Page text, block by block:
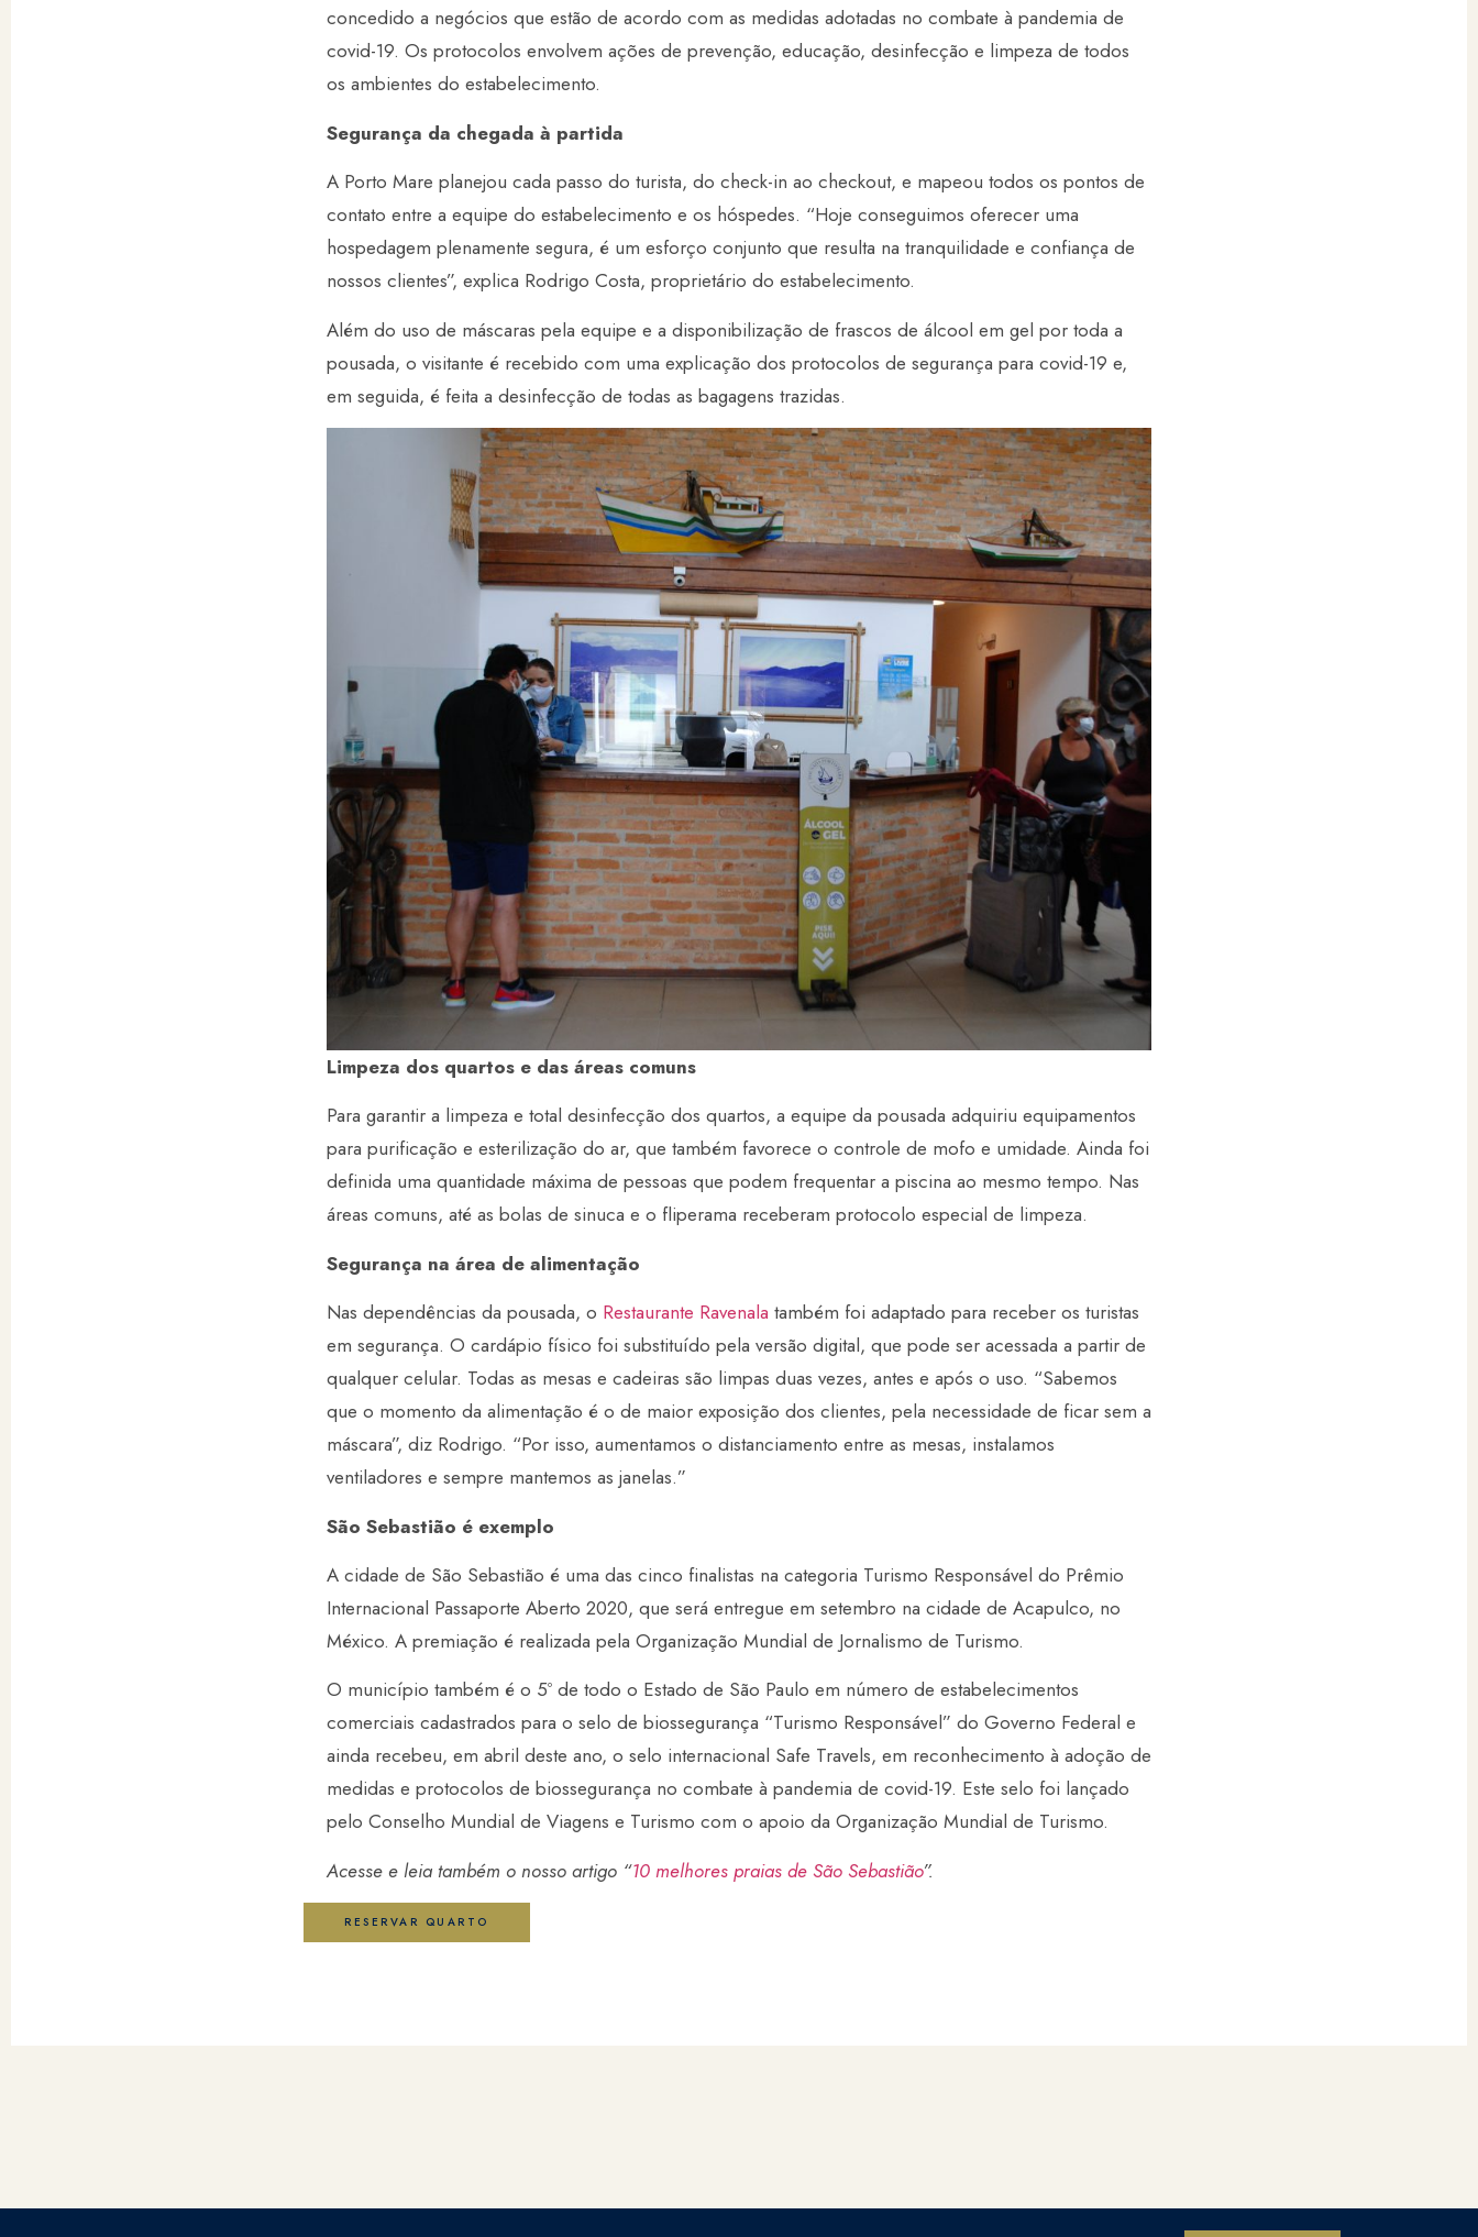
concedido a negócios que estão de acordo com as medidas adotadas no combate à pandemia de
covid-19. Os protocolos envolvem ações de prevenção, educação, desinfecção e limpeza de todos
os ambientes do estabelecimento.
Segurança da chegada à partida
A Porto Mare planejou cada passo do turista, do check-in ao checkout, e mapeou todos os pontos de
contato entre a equipe do estabelecimento e os hóspedes. “Hoje conseguimos oferecer uma
hospedagem plenamente segura, é um esforço conjunto que resulta na tranquilidade e confiança de
nossos clientes”, explica Rodrigo Costa, proprietário do estabelecimento.
Além do uso de máscaras pela equipe e a disponibilização de frascos de álcool em gel por toda a
pousada, o visitante é recebido com uma explicação dos protocolos de segurança para covid-19 e,
em seguida, é feita a desinfecção de todas as bagagens trazidas.
Limpeza dos quartos e das áreas comuns
Para garantir a limpeza e total desinfecção dos quartos, a equipe da pousada adquiriu equipamentos
para purificação e esterilização do ar, que também favorece o controle de mofo e umidade. Ainda foi
definida uma quantidade máxima de pessoas que podem frequentar a piscina ao mesmo tempo. Nas
áreas comuns, até as bolas de sinuca e o fliperama receberam protocolo especial de limpeza.
Segurança na área de alimentação
Nas dependências da pousada, o Restaurante Ravenala também foi adaptado para receber os turistas
em segurança. O cardápio físico foi substituído pela versão digital, que pode ser acessada a partir de
qualquer celular. Todas as mesas e cadeiras são limpas duas vezes, antes e após o uso. “Sabemos
que o momento da alimentação é o de maior exposição dos clientes, pela necessidade de ficar sem a
máscara”, diz Rodrigo. “Por isso, aumentamos o distanciamento entre as mesas, instalamos
ventiladores e sempre mantemos as janelas.”
São Sebastião é exemplo
A cidade de São Sebastião é uma das cinco finalistas na categoria Turismo Responsável do Prêmio
Internacional Passaporte Aberto 2020, que será entregue em setembro na cidade de Acapulco, no
México. A premiação é realizada pela Organização Mundial de Jornalismo de Turismo.
O município também é o 5º de todo o Estado de São Paulo em número de estabelecimentos
comerciais cadastrados para o selo de biossegurança “Turismo Responsável” do Governo Federal e
ainda recebeu, em abril deste ano, o selo internacional Safe Travels, em reconhecimento à adoção de
medidas e protocolos de biossegurança no combate à pandemia de covid-19. Este selo foi lançado
pelo Conselho Mundial de Viagens e Turismo com o apoio da Organização Mundial de Turismo.
Acesse e leia também o nosso artigo “10 melhores praias de São Sebastião”.
RESERVAR QUARTO